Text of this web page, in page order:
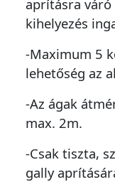
aprításra váró
kihelyezés
-Maximum 5
lehetőség az
-Az ágak
max. 2m.
-Csak tiszta,
gally